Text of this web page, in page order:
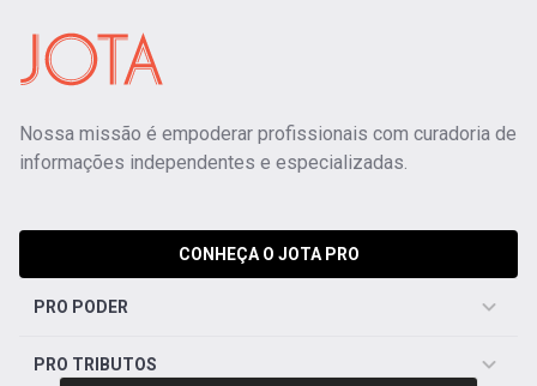
Nossa missão é empoderar profissionais com curadoria de
informações independentes e especializadas.
CONHEÇA O JOTA PRO
PRO PODER
PRO TRIBUTOS